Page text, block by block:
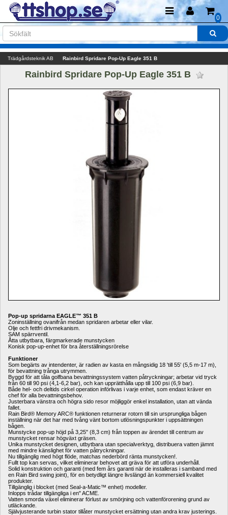
0
Trädgårdsteknik AB Rainbird Spridare Pop-Up Eagle 351 B
Rainbird Spridare Pop-Up Eagle 351 B
Pop-up spridarna EAGLE™ 351 B
Zoninställning ovanifrån medan spridaren arbetar eller vilar.
Olje och fettfri drivmekanism.
SAM spärrventil.
Åtta utbytbara, färgmarkerade munstycken
Konisk pop-up-enhet för bra återställningsrörelse
Funktioner
Som begärts av intendenter, är radien av kasta en mångsidig 18 'till 55' (5,5 m-17 m),
för bevattning trånga utrymmen.
Byggd för att tåla golfbana bevattningssystem vatten påtryckningar; arbetar vid tryck
från 60 till 90 psi (4,1-6,2 bar), och kan upprätthålla upp till 100 psi (6,9 bar).
Både hel- och deltids cirkel operation införlivas i varje enhet, som endast kräver en
chef för alla bevattningsbehov.
Justerbara vänstra och högra sido resor möjliggör enkel installation, utan att vända
fallet.
Rain Bird® Memory ARC® funktionen returnerar rotorn till sin ursprungliga bågen
inställning när det har med tvång vänt bortom utlösningspunkter i uppsättningen
bågen.
Munstycke pop-up höjd på 3,25" (8,3 cm) från toppen av ärendet till centrum av
munstycket rensar högväxt gräsen.
Unika munstycket designen, utbytbara utan specialverktyg, distribuera vatten jämnt
med mindre känslighet för vatten påtryckningar.
Nu tillgänglig med högt flöde, matchas nederbörd ränta munstycken!.
Fullt top kan servas, vilket eliminerar behovet att gräva för att utföra underhåll.
Solid konstruktion och garanti (med fem års garanti när de installeras i samband med
en Rain Bird swing joint), för en betydligt längre livslängd än kommersiell kvalitet
produkter.
Tillgänglig i blocket (med Seal-a-Matic™ enhet) modeller.
Inlopps trådar tillgängliga i en" ACME.
Vatten smorda växel eliminerar förlust av smörjning och vattenförorening grund av
utläckande.
Självjusterande turbin stator tillåter munstycket ersättning utan andra krav justerings.